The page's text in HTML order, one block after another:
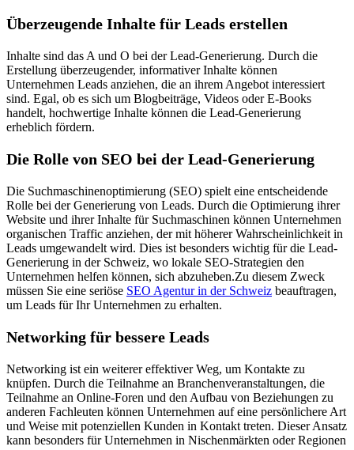
Überzeugende Inhalte für Leads erstellen
Inhalte sind das A und O bei der Lead-Generierung. Durch die
Erstellung überzeugender, informativer Inhalte können
Unternehmen Leads anziehen, die an ihrem Angebot interessiert
sind. Egal, ob es sich um Blogbeiträge, Videos oder E-Books
handelt, hochwertige Inhalte können die Lead-Generierung
erheblich fördern.
Die Rolle von SEO bei der Lead-Generierung
Die Suchmaschinenoptimierung (SEO) spielt eine entscheidende
Rolle bei der Generierung von Leads. Durch die Optimierung ihrer
Website und ihrer Inhalte für Suchmaschinen können Unternehmen
organischen Traffic anziehen, der mit höherer Wahrscheinlichkeit in
Leads umgewandelt wird. Dies ist besonders wichtig für die Lead-
Generierung in der Schweiz, wo lokale SEO-Strategien den
Unternehmen helfen können, sich abzuheben.Zu diesem Zweck
müssen Sie eine seriöse SEO Agentur in der Schweiz beauftragen,
um Leads für Ihr Unternehmen zu erhalten.
Networking für bessere Leads
Networking ist ein weiterer effektiver Weg, um Kontakte zu
knüpfen. Durch die Teilnahme an Branchenveranstaltungen, die
Teilnahme an Online-Foren und den Aufbau von Beziehungen zu
anderen Fachleuten können Unternehmen auf eine persönlichere Art
und Weise mit potenziellen Kunden in Kontakt treten. Dieser Ansatz
kann besonders für Unternehmen in Nischenmärkten oder Regionen